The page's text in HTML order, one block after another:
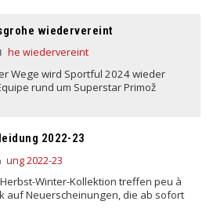
wiedervereint
Wege wird Sportful 2024 wieder
rund um Superstar Primož
2022-23
Winter-Kollektion treffen peu à
auf Neuerscheinungen, die ab sofort